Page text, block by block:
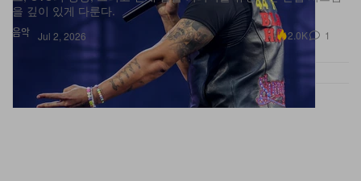
음악
을 깊이 있게 다룬다.
Jul 2, 2026 2.0K 1